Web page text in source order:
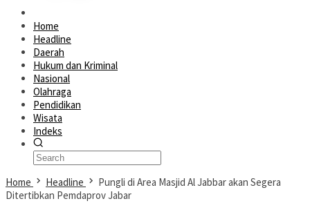
Home
Headline
Daerah
Hukum dan Kriminal
Nasional
Olahraga
Pendidikan
Wisata
Indeks
Home Headline
Pungli di Area Masjid Al Jabbar akan Segera
Ditertibkan Pemdaprov Jabar